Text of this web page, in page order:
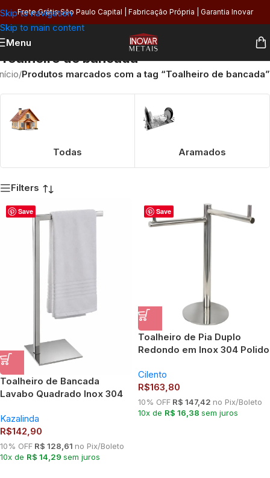
Skip to navigation
Skip to main content
Frete Grátis São Paulo Capital | Fabricação Própria | Garantia Inovar
Menu
Toalheiro de bancada
/Produtos marcados com a tag “Toalheiro de bancada”
Todas Aramados
Filters
Save
Toalheiro de Bancada
Lavabo Quadrado Inox 304
Kazalinda
R$142,90
10% OFF R$ 128,61 no Pix/Boleto
10x de R$ 14,29 sem juros
Save
Toalheiro de Pia Duplo
Redondo em Inox 304 Polido
Cilento
R$163,80
10% OFF R$ 147,42 no Pix/Boleto
10x de R$ 16,38 sem juros